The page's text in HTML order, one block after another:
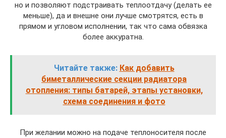
но и позволяют подстраивать теплоотдачу (делать ее
меньше), да и внешне они лучше смотрятся, есть в
прямом и угловом исполнении, так что сама обвязка
более аккуратна.
Читайте также: Как добавить
биметаллические секции радиатора
отопления: типы батарей, этапы установки,
схема соединения и фото
При желании можно на подаче теплоносителя после